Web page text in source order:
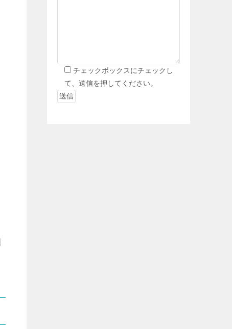
チェックボックスにチェックし
て、送信を押してください。